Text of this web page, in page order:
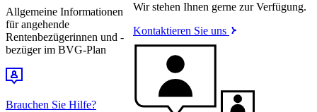
Allgemeine Informationen
für angehende
Rentenbezügerinnen und -
bezüger im BVG-Plan
Brauchen Sie Hilfe?
Wir stehen Ihnen gerne zur Verfügung.
Kontaktieren Sie uns